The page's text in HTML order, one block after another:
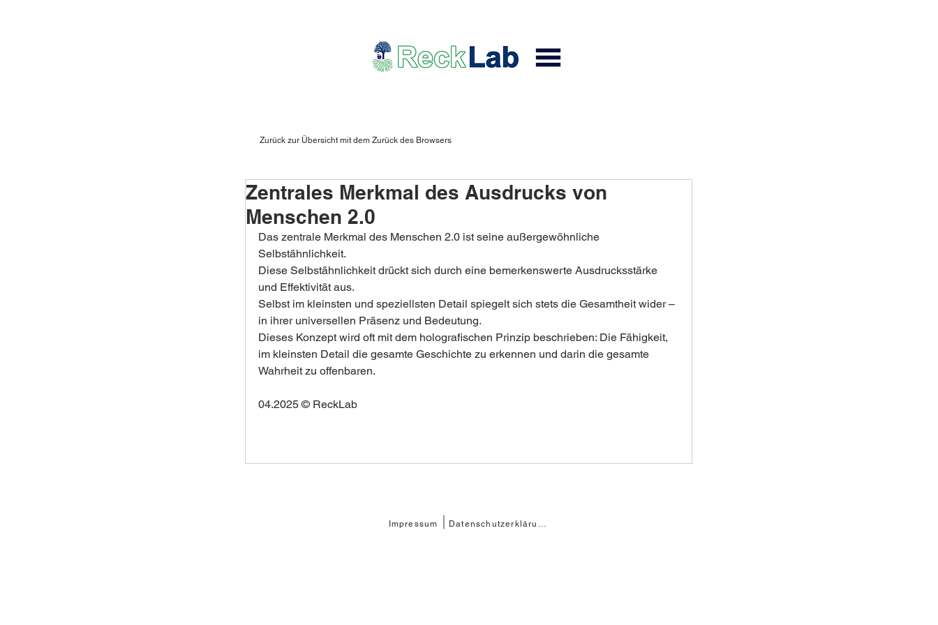
Zurück zur Übersicht mit dem Zurück des Browsers
Zentrales Merkmal des Ausdrucks von
Menschen 2.0
Das zentrale Merkmal des Menschen 2.0 ist seine außergewöhnliche
Selbstähnlichkeit.
Diese Selbstähnlichkeit drückt sich durch eine bemerkenswerte Ausdrucksstärke
und Effektivität aus.
Selbst im kleinsten und speziellsten Detail spiegelt sich stets die Gesamtheit wider –
in ihrer universellen Präsenz und Bedeutung.
Dieses Konzept wird oft mit dem holografischen Prinzip beschrieben: Die Fähigkeit,
im kleinsten Detail die gesamte Geschichte zu erkennen und darin die gesamte
Wahrheit zu offenbaren.
04.2025 © ReckLab
Impressum